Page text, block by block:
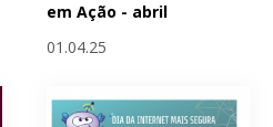
em Ação - abril
01.04.25